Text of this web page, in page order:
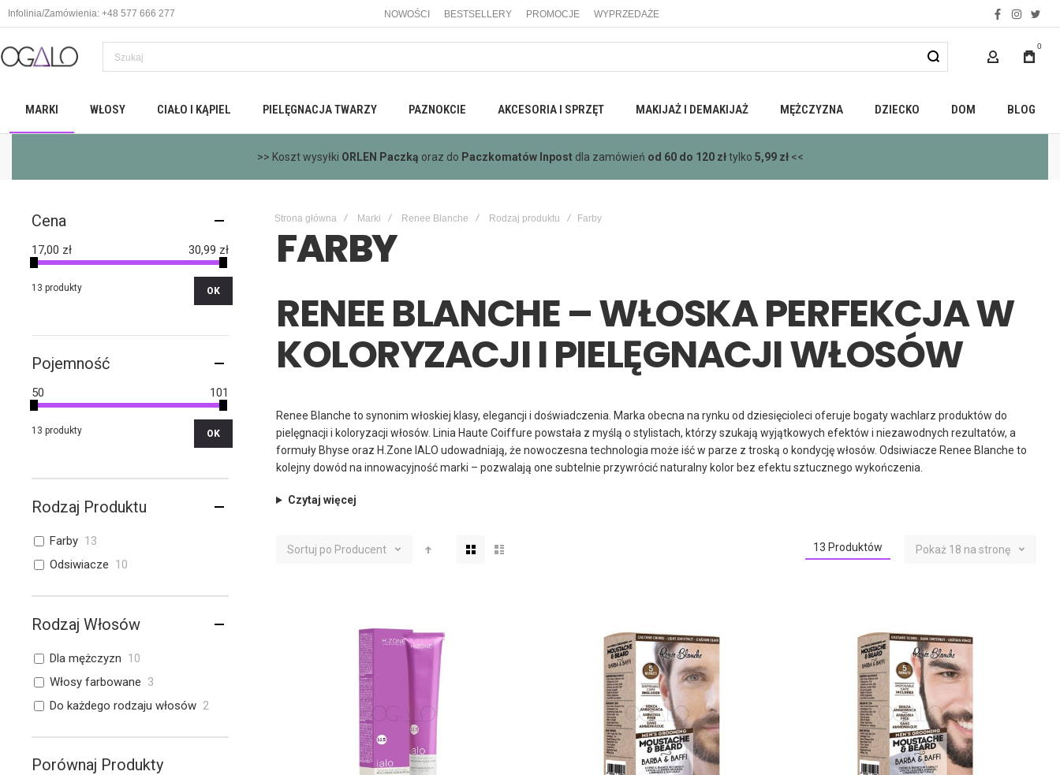
Infolinia/Zamówienia: +48 577 666 277 NOWOŚCI BESTSELLERY PROMOCJE WYPRZEDAŻE
facebook
MOJE KONTO
0
MARKI WŁOSY CIAŁO I KĄPIEL PIELĘGNACJA TWARZY PAZNOKCIE AKCESORIA I SPRZĘT MAKIJAŻ I DEMAKIJAŻ MĘŻCZYZNA DZIECKO DOM BLOG
>>Darmowa wysyłka wszystkimi metodami dostawy dla zamówieńpowyżej 400 zł<<
Strona główna Marki Renee Blanche Rodzaj produktu Farby
FARBY
RENEE BLANCHE – WŁOSKA PERFEKCJA W
KOLORYZACJI I PIELĘGNACJI WŁOSÓW
Renee Blanche to synonim włoskiej klasy, elegancji i doświadczenia. Marka obecna na rynku od dziesięcioleci oferuje bogaty wachlarz produktów do
pielęgnacji i koloryzacji włosów. Linia Haute Coiffure powstała z myślą o stylistach, którzy szukają wyjątkowych efektów i niezawodnych rezultatów, a
formuły Bhyse oraz H.Zone IALO udowadniają, że nowoczesna technologia może iść w parze z troską o kondycję włosów. Odsiwiacze Renee Blanche to
kolejny dowód na innowacyjność marki – pozwalają one subtelnie przywrócić naturalny kolor bez efektu sztucznego wykończenia.
Czytaj więcej
Sortuj po Producent
Zobacz
jako
13 Produktów Pokaż 18 na stronę
Cena
17,00 zł 30,99 zł
13 produkty OK
Pojemność
50 101
13 produkty OK
Rodzaj Produktu
Farby 13
Odsiwiacze 10
Rodzaj Włosów
Dla mężczyzn 10
Włosy farbowane 3
Do każdego rodzaju włosów 2
Porównaj Produkty